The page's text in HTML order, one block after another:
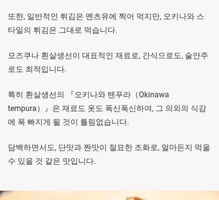
또한, 일반적인 튀김은 멘츠유에 찍어 먹지만, 오키나와 스
타일의 튀김은 그대로 먹습니다.
모즈쿠나 흰살생선이 대표적인 재료로, 간식으로도, 술안주
로도 최적입니다.
특히 흰살생선의 『오키나와 텐푸라（Okinawa
tempura）』은 재료도 옷도 폭신폭신하여, 그 의외의 식감
에 푹 빠지게 될 것이 틀림없습니다.
담백하면서도, 단맛과 짠맛이 절묘한 조화로, 얼마든지 먹을
수 있을 것 같은 맛입니다.